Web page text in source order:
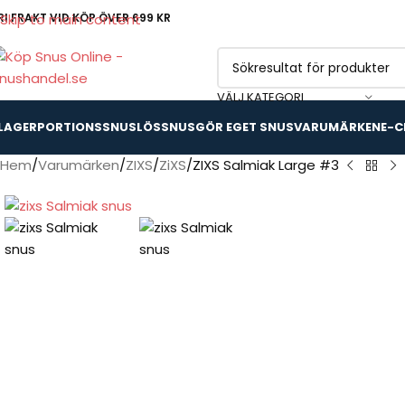
Skip to main content
FRAKT VID KÖP ÖVER 699 KR
VÄLJ KATEGORI
PORTIONSSNUSLÖSSNUSGÖR EGET SNUSVARUMÄRKENE-
Hem Varumärken ZIXS ZiXS ZIXS Salmiak Large #3